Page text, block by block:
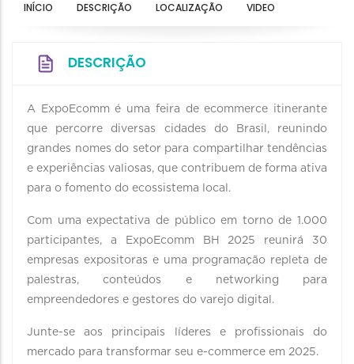
INÍCIO DESCRIÇÃO LOCALIZAÇÃO VIDEO
DESCRIÇÃO
A ExpoEcomm é uma feira de ecommerce itinerante
que percorre diversas cidades do Brasil, reunindo
grandes nomes do setor para compartilhar tendências
e experiências valiosas, que contribuem de forma ativa
para o fomento do ecossistema local.
Com uma expectativa de público em torno de 1.000
participantes, a ExpoEcomm BH 2025 reunirá 30
empresas expositoras e uma programação repleta de
palestras, conteúdos e networking para
empreendedores e gestores do varejo digital.
Junte-se aos principais líderes e profissionais do
mercado para transformar seu e-commerce em 2025.